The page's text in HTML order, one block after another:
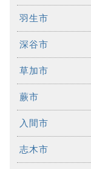
羽生市
深谷市
草加市
蕨市
入間市
志木市